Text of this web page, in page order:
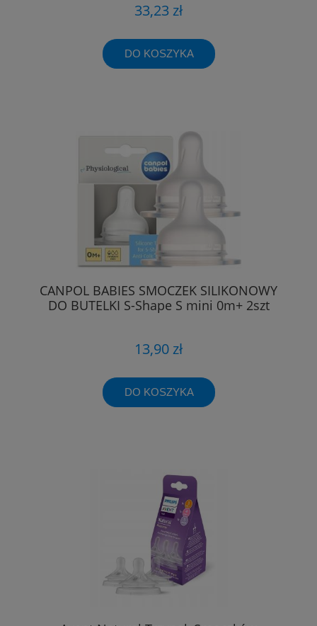
33,23 zł
DO KOSZYKA
CANPOL BABIES SMOCZEK SILIKONOWY
DO BUTELKI S-Shape S mini 0m+ 2szt
13,90 zł
DO KOSZYKA